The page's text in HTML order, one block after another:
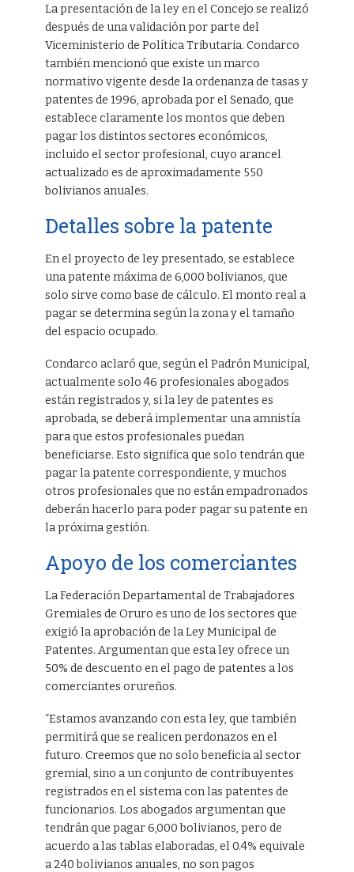
La presentación de la ley en el Concejo se realizó
después de una validación por parte del
Viceministerio de Política Tributaria. Condarco
también mencionó que existe un marco
normativo vigente desde la ordenanza de tasas y
patentes de 1996, aprobada por el Senado, que
establece claramente los montos que deben
pagar los distintos sectores económicos,
incluido el sector profesional, cuyo arancel
actualizado es de aproximadamente 550
bolivianos anuales.
Detalles sobre la patente
En el proyecto de ley presentado, se establece
una patente máxima de 6,000 bolivianos, que
solo sirve como base de cálculo. El monto real a
pagar se determina según la zona y el tamaño
del espacio ocupado.
Condarco aclaró que, según el Padrón Municipal,
actualmente solo 46 profesionales abogados
están registrados y, si la ley de patentes es
aprobada, se deberá implementar una amnistía
para que estos profesionales puedan
beneficiarse. Esto significa que solo tendrán que
pagar la patente correspondiente, y muchos
otros profesionales que no están empadronados
deberán hacerlo para poder pagar su patente en
la próxima gestión.
Apoyo de los comerciantes
La Federación Departamental de Trabajadores
Gremiales de Oruro es uno de los sectores que
exigió la aprobación de la Ley Municipal de
Patentes. Argumentan que esta ley ofrece un
50% de descuento en el pago de patentes a los
comerciantes orureños.
“Estamos avanzando con esta ley, que también
permitirá que se realicen perdonazos en el
futuro. Creemos que no solo beneficia al sector
gremial, sino a un conjunto de contribuyentes
registrados en el sistema con las patentes de
funcionarios. Los abogados argumentan que
tendrán que pagar 6,000 bolivianos, pero de
acuerdo a las tablas elaboradas, el 0.4% equivale
a 240 bolivianos anuales, no son pagos